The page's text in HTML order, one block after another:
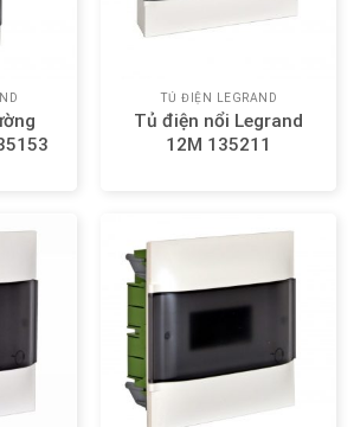
TỦ ĐIỆN LEGRAND
Tủ điện nổi Legrand
12M 135211